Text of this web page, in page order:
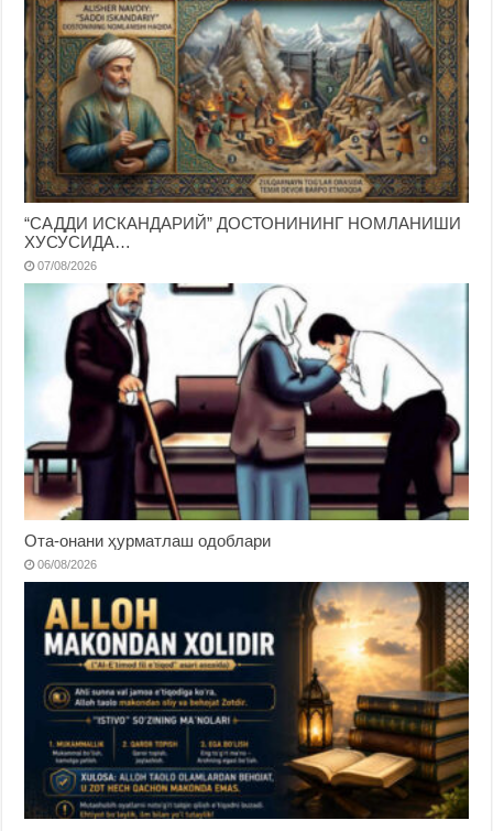
“САДДИ ИСКАНДАРИЙ” ДОСТОНИНИНГ НОМЛАНИШИ
ХУСУСИДА…
07/08/2026
Ота-онани ҳурматлаш одоблари
06/08/2026